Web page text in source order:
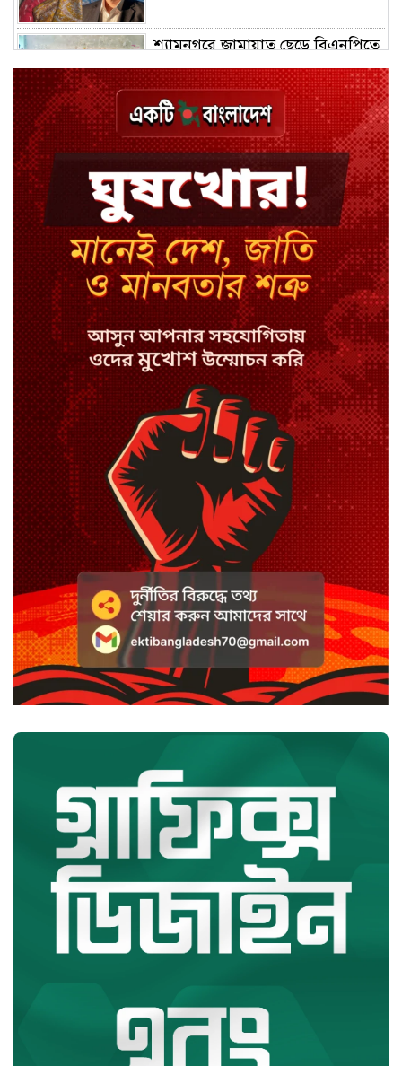
শ্যামনগরে জামায়াত ছেড়ে বিএনপিতে
ঢাকায় হালকা বৃষ্টির সম্ভাবনা, বাড়তে
পারে তাপমাত্রা
মন্ত্রী-এমপিদের উপস্থিতিতে ইউএনওর
আইফোন চুরি
সিরাজগঞ্জে বাস ট্রাক দুর্ঘটনা, চালকসহ
নিহত ২
স্পিকারের নামে জাল ডিও, প্রতারণার
অভিযোগে এসিল্যান্ডের বিরুদ্ধে মামলা
সাদা না বাদামি চিনি, কোনটি ভালো?
হাসানের ৪ উইকেটের দিনে ধুঁকছে
বাংলাদেশ